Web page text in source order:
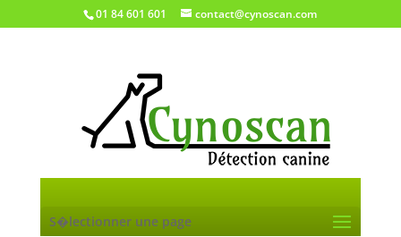
01 84 601 601 contact@cynoscan.com
S�lectionner une page